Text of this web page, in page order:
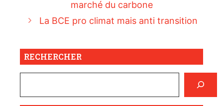
marché du carbone
La BCE pro climat mais anti transition
RECHERCHER